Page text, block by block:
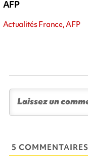
AFP
Actualités France, AFP
5 COMMENTAIRES